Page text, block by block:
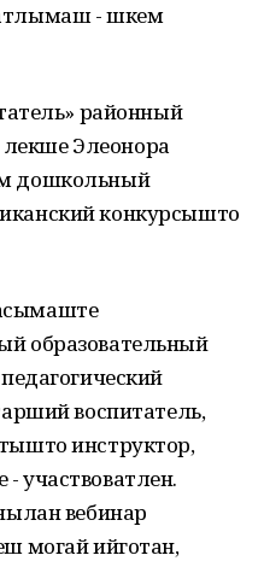
- шкем
районный
Элеонора
дошкольный
конкурсышто
образовательный
воспитатель,
инструктор,
участвоватлен.
вебинар
могай ийготан,